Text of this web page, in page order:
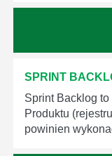
SPRINT
Sprint Backlog
Produktu
powinien